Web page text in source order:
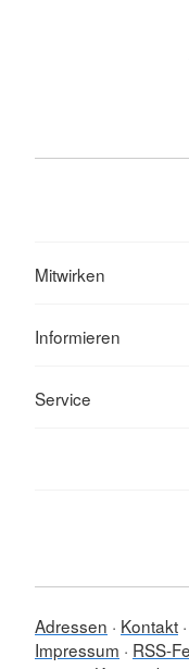
Mitwirken
Informieren
Service
Adressen Kontakt
Impressum
RSS-